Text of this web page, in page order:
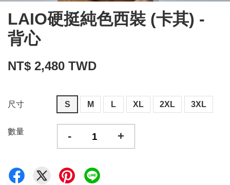
LAIO硬挺純色西裝 (卡其) -
背心
NT$ 2,480 TWD
尺寸 S M L XL 2XL 3XL
數量 - +